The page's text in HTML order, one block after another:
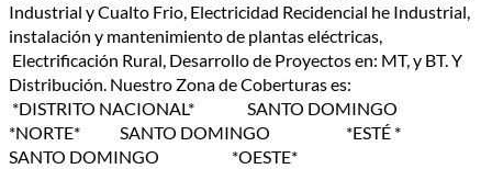
Industrial y Cualto Frio, Electricidad Recidencial he Industrial,
instalación y mantenimiento de plantas eléctricas,
Electrificación Rural, Desarrollo de Proyectos en: MT, y BT. Y
Distribución. Nuestro Zona de Coberturas es:
*DISTRITO NACIONAL* SANTO DOMINGO
*NORTE* SANTO DOMINGO *ESTÉ *
SANTO DOMINGO *OESTE*